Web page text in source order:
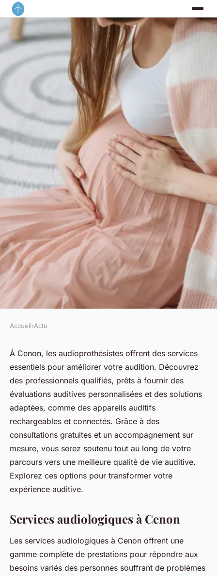
Découvrez les services de
l'audioprothésiste à cenon
fabienne•28 mars 2025 •7 min de lecture
Accueil›Actu
À Cenon, les audioprothésistes offrent des services
essentiels pour améliorer votre audition. Découvrez
des professionnels qualifiés, prêts à fournir des
évaluations auditives personnalisées et des solutions
adaptées, comme des appareils auditifs
rechargeables et connectés. Grâce à des
consultations gratuites et un accompagnement sur
mesure, vous serez soutenu tout au long de votre
parcours vers une meilleure qualité de vie auditive.
Explorez ces options pour transformer votre
expérience auditive.
Services audiologiques à Cenon
Les services audiologiques à Cenon offrent une
gamme complète de prestations pour répondre aux
besoins variés des personnes souffrant de problèmes